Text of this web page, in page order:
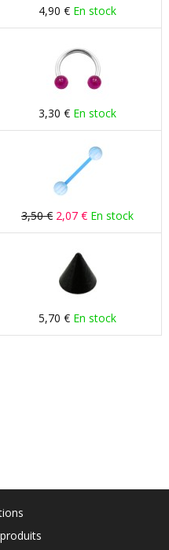
4,90 € En stock
3,30 € En stock
3,50 € 2,07 € En stock
5,70 € En stock